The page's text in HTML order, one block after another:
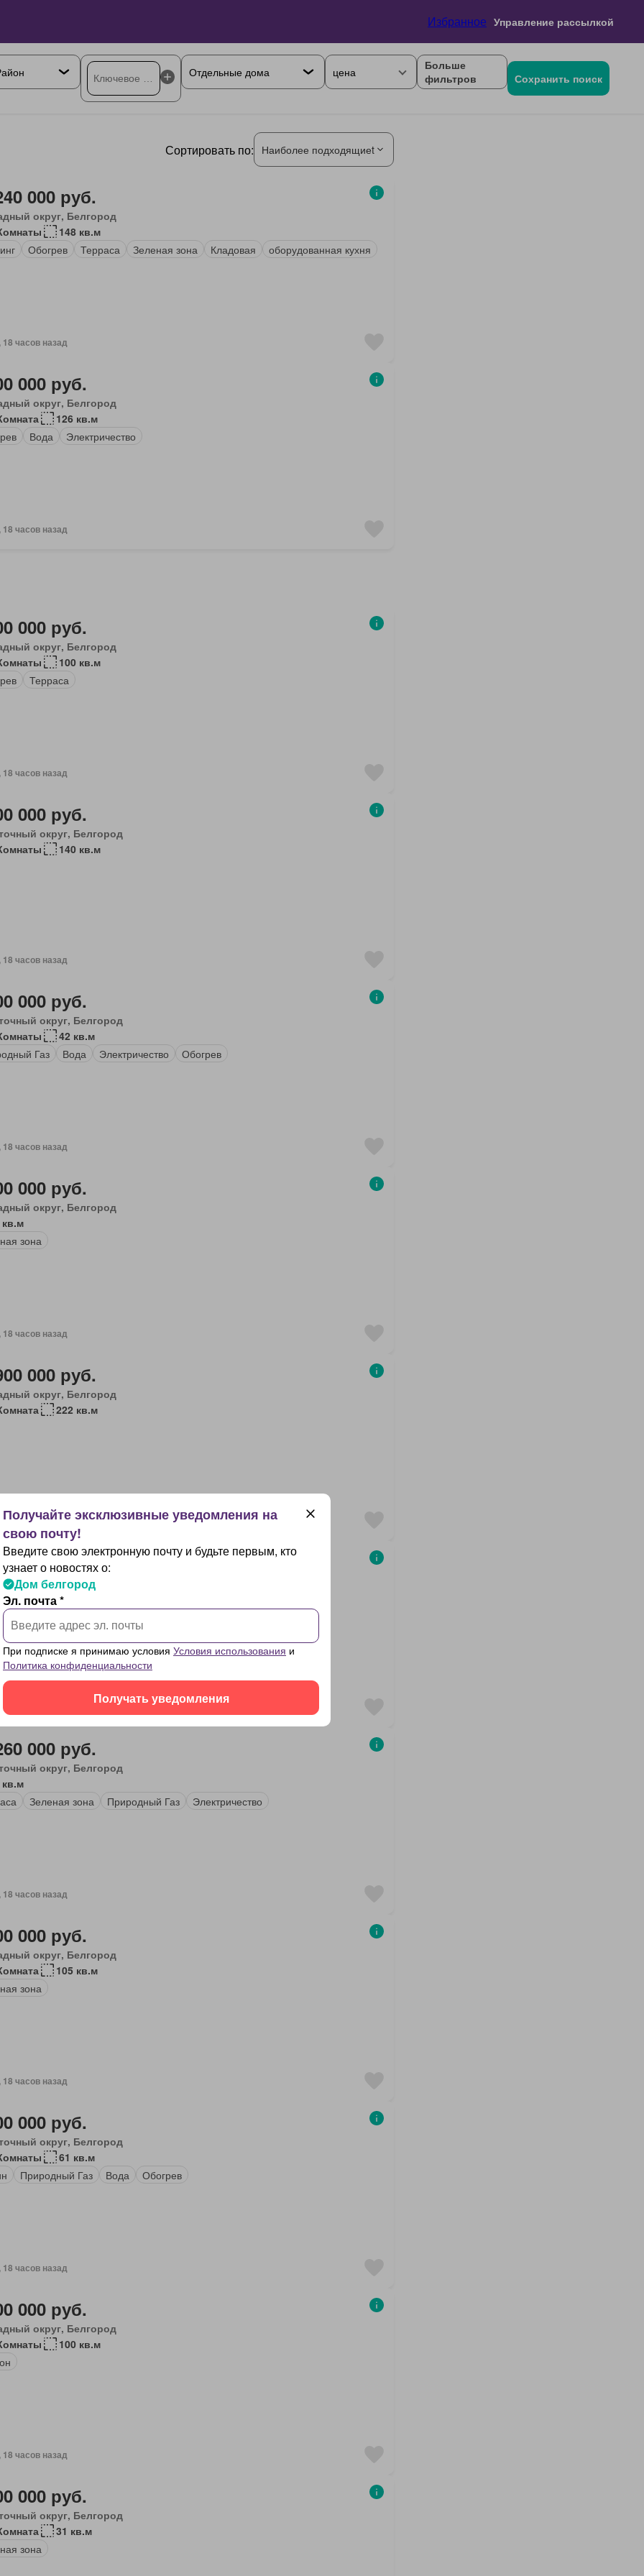
Избранное Управление рассылкой
цена
Больше
фильтров
Сохранить поиск
Сортировать по: Наиболее подходящиеt
000 руб.
округ, Белгород
148 кв.м
Обогрев Терраса Зеленая зона Кладовая оборудованная кухня
18 часов назад
000 руб.
округ, Белгород
126 кв.м
Вода Электричество
18 часов назад
000 руб.
округ, Белгород
100 кв.м
Терраса
18 часов назад
000 руб.
округ, Белгород
140 кв.м
18 часов назад
000 руб.
округ, Белгород
42 кв.м
Газ
Вода Электричество Обогрев
18 часов назад
000 руб.
округ, Белгород
кв.м
зона
18 часов назад
000 руб.
округ, Белгород
222 кв.м
18 часов назад
000 руб.
округ, Белгород
60 кв.м
Вода Полностью меблирована
часов назад
000 руб.
округ, Белгород
кв.м
Зеленая зона Природный Газ Электричество
18 часов назад
000 руб.
округ, Белгород
105 кв.м
зона
18 часов назад
000 руб.
округ, Белгород
61 кв.м
Природный Газ Вода Обогрев
18 часов назад
000 руб.
округ, Белгород
100 кв.м
18 часов назад
000 руб.
округ, Белгород
31 кв.м
зона
Введите свою электронную почту и будьте первым, кто
узнает о новостях о:
Дом белгород
Эл. почта *
При подписке я принимаю условия Условия использования и
Политика конфиденциальности
Получать уведомления